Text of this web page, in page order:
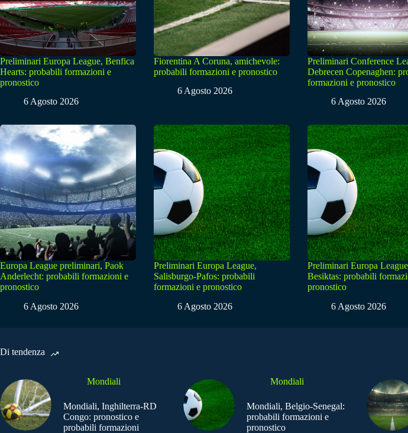
Preliminari Europa League, Benfica
Hearts: probabili formazioni e
pronostico
6 Agosto 2026
Fiorentina A Coruna, amichevole:
probabili formazioni e pronostico
6 Agosto 2026
Preliminari Conference
Debrecen Copenaghen:
formazioni e pronostico
6 Agosto 2026
Europa League preliminari, Paok
Anderlecht: probabili formazioni e
pronostico
6 Agosto 2026
Preliminari Europa League,
Salisburgo-Pafos: probabili
formazioni e pronostico
6 Agosto 2026
Preliminari Europa
Besiktas: probabili
pronostico
6 Agosto 2026
Di tendenza
Mondiali
Mondiali, Inghilterra-RD
Congo: pronostico e
probabili formazioni
Mondiali
Mondiali, Belgio-Senegal:
probabili formazioni e
pronostico